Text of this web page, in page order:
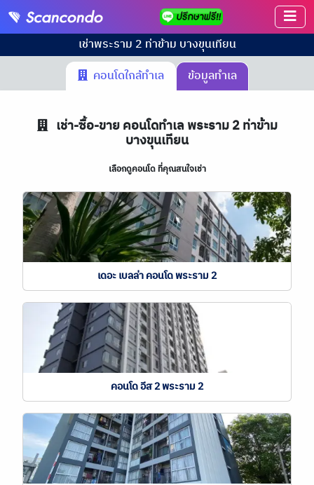
เช่าพระราม 2 ท่าข้าม บางขุนเทียน
คอนโดใกล้ทำเล
ข้อมูลทำเล
เช่า-ซื้อ-ขาย คอนโดทำเล พระราม 2 ท่าข้าม
บางขุนเทียน
เลือกดูคอนโด ที่คุณสนใจเช่า
เดอะ เบลล่า คอนโด พระราม 2
คอนโด อีส 2 พระราม 2